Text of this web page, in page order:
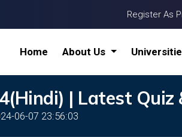
Register As
Home About Us
| Latest Quiz
06-07 23:56:03